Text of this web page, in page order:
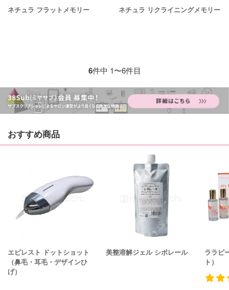
ネチュラ フラットメモリー ネチュラ リクライニングメモリー
6件中 1〜6件目
おすすめ商品
エピレスト ドットショット
（鼻毛・耳毛・デザインひ
げ）
美整溶解ジェル シボレール
ララピ
ト）